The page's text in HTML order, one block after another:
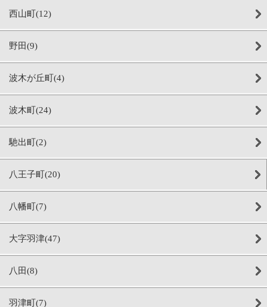
西山町(12)
野田(9)
波木が丘町(4)
波木町(24)
馳出町(2)
八王子町(20)
八幡町(7)
大字羽津(47)
八田(8)
羽津町(7)